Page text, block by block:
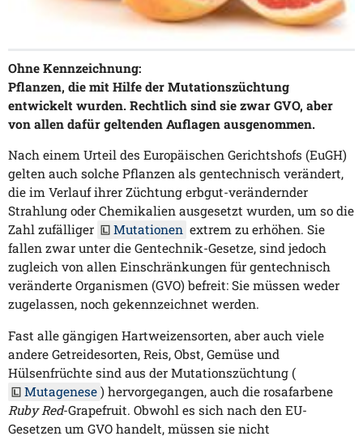
Ohne Kennzeichnung:
Pflanzen, die mit Hilfe der Mutationszüchtung
entwickelt wurden. Rechtlich sind sie zwar GVO, aber
von allen dafür geltenden Auflagen ausgenommen.
Nach einem Urteil des Europäischen Gerichtshofs (EuGH)
gelten auch solche Pflanzen als gentechnisch verändert,
die im Verlauf ihrer Züchtung erbgut-verändernder
Strahlung oder Chemikalien ausgesetzt wurden, um so die
Zahl zufälliger
Mutationen extrem zu erhöhen. Sie
fallen zwar unter die Gentechnik-Gesetze, sind jedoch
zugleich von allen Einschränkungen für gentechnisch
veränderte Organismen (GVO) befreit: Sie müssen weder
zugelassen, noch gekennzeichnet werden.
Fast alle gängigen Hartweizensorten, aber auch viele
andere Getreidesorten, Reis, Obst, Gemüse und
Hülsenfrüchte sind aus der Mutationszüchtung (
Mutagenese ) hervorgegangen, auch die rosafarbene
Ruby Red-Grapefruit. Obwohl es sich nach den EU-
Gesetzen um GVO handelt, müssen sie nicht